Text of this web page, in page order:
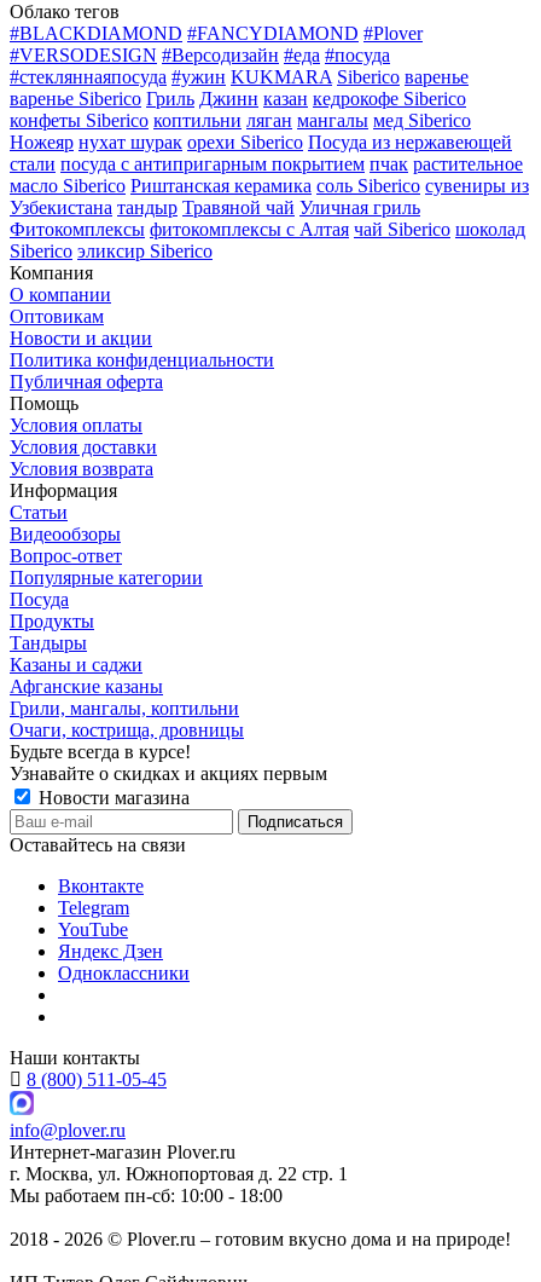
Облако тегов
#BLACKDIAMOND #FANCYDIAMOND #Plover
#VERSODESIGN #Версодизайн #еда #посуда
#стекляннаяпосуда #ужин KUKMARA Siberico варенье
варенье Siberico Гриль Джинн казан кедрокофе Siberico
конфеты Siberico коптильни ляган мангалы мед Siberico
Ножеяр нухат шурак орехи Siberico Посуда из нержавеющей
стали посуда с антипригарным покрытием пчак растительное
масло Siberico Риштанская керамика соль Siberico сувениры из
Узбекистана тандыр Травяной чай Уличная гриль
Фитокомплексы фитокомплексы с Алтая чай Siberico шоколад
Siberico эликсир Siberico
Компания
О компании
Оптовикам
Новости и акции
Политика конфиденциальности
Публичная оферта
Помощь
Условия оплаты
Условия доставки
Условия возврата
Информация
Статьи
Видеообзоры
Вопрос-ответ
Популярные категории
Посуда
Продукты
Тандыры
Казаны и саджи
Афганские казаны
Грили, мангалы, коптильни
Очаги, кострища, дровницы
Будьте всегда в курсе!
Узнавайте о скидках и акциях первым
Новости магазина
Оставайтесь на связи
Вконтакте
Telegram
YouTube
Яндекс Дзен
Одноклассники
Наши контакты
8 (800) 511-05-45
info@plover.ru
Интернет-магазин Plover.ru
г. Москва, ул. Южнопортовая д. 22 стр. 1
Мы работаем пн-сб: 10:00 - 18:00
2018 - 2026 © Plover.ru – готовим вкусно дома и на природе!